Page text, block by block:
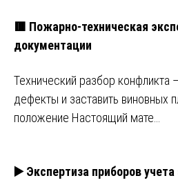
🟥 Пожарно-техническая
документации
Технический разбор конфликта
дефекты и заставить виновных
положение Настоящий мате…
▶️ Экспертиза приборов учета